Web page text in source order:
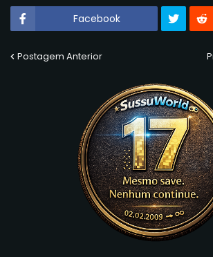
Facebook
Postagem Anterior